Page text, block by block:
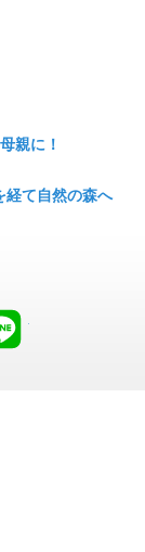
親に！
経て自然の森へ